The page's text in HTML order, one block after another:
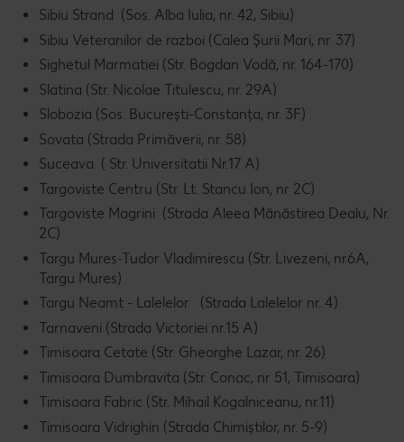
Sibiu Strand (Sos. Alba Iulia, nr. 42, Sibiu)
Sibiu Veteranilor de razboi (Calea Șurii Mari, nr. 37)
Sighetul Marmatiei (Str. Bogdan Vodă, nr. 164-170)
Slatina (Str. Nicolae Titulescu, nr. 29A)
Slobozia (Sos. București-Constanța, nr. 3F)
Sovata (Strada Primăverii, nr. 58)
Suceava ( Str. Universitatii Nr.17 A)
Targoviste Centru (Str. Lt. Stancu Ion, nr 2C)
Targoviste Magrini (Strada Aleea Mănăstirea Dealu, Nr.
2C)
Targu Mures-Tudor Vladimirescu (Str. Livezeni, nr6A,
Targu Mures)
Targu Neamt - Lalelelor (Strada Lalelelor nr. 4)
Tarnaveni (Strada Victoriei nr.15 A)
Timisoara Cetate (Str. Gheorghe Lazar, nr. 26)
Timisoara Dumbravita (Str. Conac, nr 51, Timisoara)
Timisoara Fabric (Str. Mihail Kogalniceanu, nr.11)
Timisoara Vidrighin (Strada Chimiștilor, nr. 5-9)